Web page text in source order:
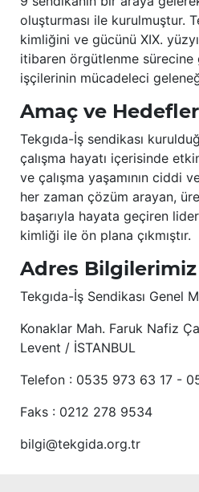
oluşturması ile kurulmuştur.
kimliğini ve gücünü XIX.
itibaren örgütlenme sürecine
işçilerinin mücadeleci
Amaç ve Hedefler
Tekgıda-İş sendikası
çalışma hayatı içerisinde
ve çalışma yaşamının ciddi
her zaman çözüm arayan,
başarıyla hayata geçiren
kimliği ile ön plana çıkmıştır.
Adres Bilgilerimiz
Tekgıda-İş Sendikası Genel
Konaklar Mah. Faruk Nafiz
Levent / İSTANBUL
Telefon : 0535 973 63 17 -
Faks : 0212 278 9534
bilgi@tekgida.org.tr